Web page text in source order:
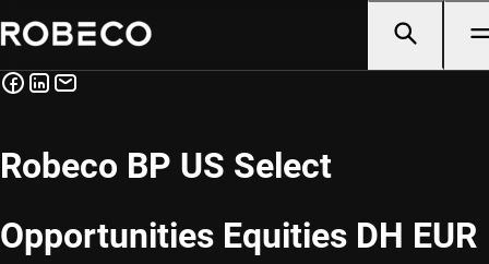
Robeco BP US Select
Opportunities Equities DH EUR